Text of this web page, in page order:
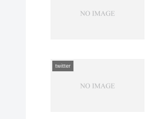
twitter